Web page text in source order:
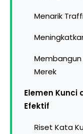
Menarik
Merek
Elemen Kunci
Efektif
Riset Kata